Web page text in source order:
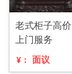
老式柜子高
上门服务
¥： 面议